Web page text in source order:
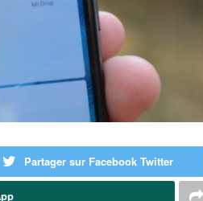
Partager sur Facebook Twitter